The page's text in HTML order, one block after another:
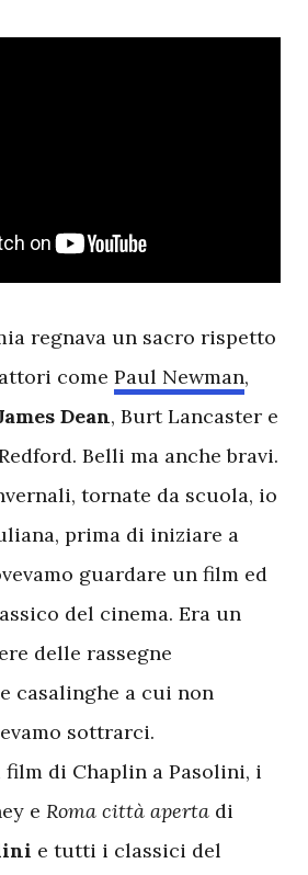
regnava un sacro rispetto
come Paul Newman,
Dean, Burt Lancaster e
Belli ma anche bravi.
tornate da scuola, io
prima di iniziare a
guardare un film ed
del cinema. Era un
delle rassegne
casalinghe a cui non
sottrarci.
film di Chaplin a Pasolini, i
e Roma città aperta di
e tutti i classici del